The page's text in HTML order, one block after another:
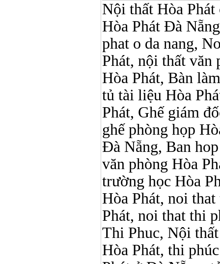
Nội thất Hòa
Hòa Phát Đà
phat o da nang,
Phát, nội thất văn
Hòa Phát, Bàn
tủ tài liệu Hòa
Phát, Ghế giám
ghế phòng họp
Đà Nẵng, Ban
văn phòng Hòa
trường học Hòa
Hòa Phát, noi
Phát, noi that thi
Thi Phuc, Nội
Hòa Phát, thi